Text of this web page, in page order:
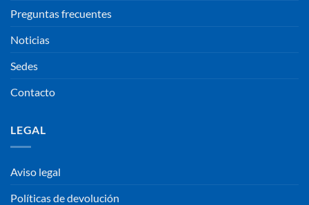
Preguntas frecuentes
Noticias
Sedes
Contacto
LEGAL
Aviso legal
Políticas de devolución